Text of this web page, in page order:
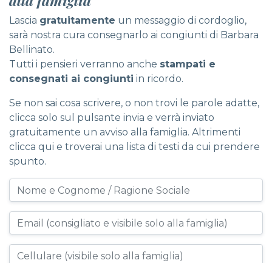
Lascia gratuitamente un messaggio di cordoglio,
sarà nostra cura consegnarlo ai congiunti di Barbara
Bellinato.
Tutti i pensieri verranno anche stampati e
consegnati ai congiunti in ricordo.
Se non sai cosa scrivere, o non trovi le parole adatte,
clicca solo sul pulsante invia e verrà inviato
gratuitamente un avviso alla famiglia. Altrimenti
clicca qui e troverai una lista di testi da cui prendere
spunto.